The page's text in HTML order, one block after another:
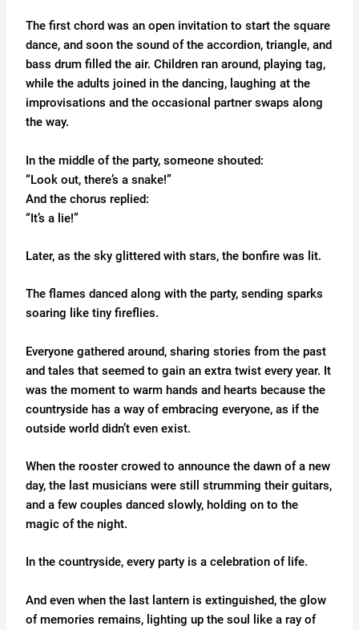
The first chord was an open invitation to start the square
dance, and soon the sound of the accordion, triangle, and
bass drum filled the air. Children ran around, playing tag,
while the adults joined in the dancing, laughing at the
improvisations and the occasional partner swaps along
the way.
In the middle of the party, someone shouted:
“Look out, there’s a snake!”
And the chorus replied:
“It’s a lie!”
Later, as the sky glittered with stars, the bonfire was lit.
The flames danced along with the party, sending sparks
soaring like tiny fireflies.
Everyone gathered around, sharing stories from the past
and tales that seemed to gain an extra twist every year. It
was the moment to warm hands and hearts because the
countryside has a way of embracing everyone, as if the
outside world didn’t even exist.
When the rooster crowed to announce the dawn of a new
day, the last musicians were still strumming their guitars,
and a few couples danced slowly, holding on to the
magic of the night.
In the countryside, every party is a celebration of life.
And even when the last lantern is extinguished, the glow
of memories remains, lighting up the soul like a ray of